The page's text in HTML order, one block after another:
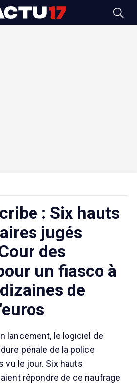
: Six hauts
jugés
des
un fiasco à
de
lancement, le logiciel de
pénale de la police
vu le jour. Six hauts
répondre de ce naufrage